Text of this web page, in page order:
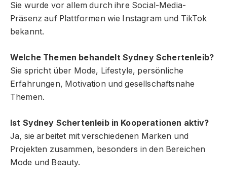
Sie wurde vor allem durch ihre Social-Media-
Präsenz auf Plattformen wie Instagram und TikTok
bekannt.
Welche Themen behandelt Sydney Schertenleib?
Sie spricht über Mode, Lifestyle, persönliche
Erfahrungen, Motivation und gesellschaftsnahe
Themen.
Ist Sydney Schertenleib in Kooperationen aktiv?
Ja, sie arbeitet mit verschiedenen Marken und
Projekten zusammen, besonders in den Bereichen
Mode und Beauty.